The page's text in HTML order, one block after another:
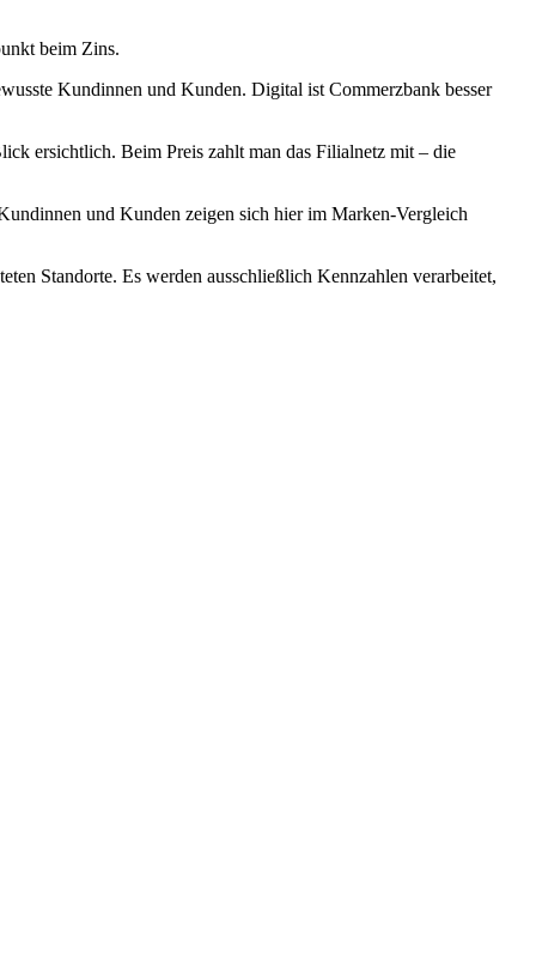
beim Zins.
Kundinnen und Kunden. Digital ist Commerzbank besser
ersichtlich. Beim Preis zahlt man das Filialnetz mit – die
und Kunden zeigen sich hier im Marken-Vergleich
Standorte. Es werden ausschließlich Kennzahlen verarbeitet,